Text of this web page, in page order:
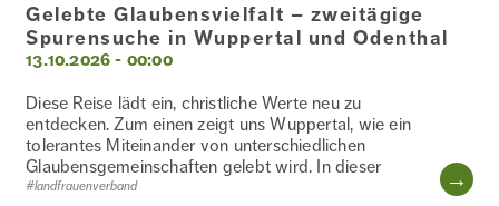
13.10.2026 - 00:00
Gelebte Glaubensvielfalt – zweitägige
Spurensuche in Wuppertal und Odenthal
Diese Reise lädt ein, christliche Werte neu zu
entdecken. Zum einen zeigt uns Wuppertal, wie ein
tolerantes Miteinander von unterschiedlichen
Glaubensgemeinschaften gelebt wird. In dieser
#landfrauenverband